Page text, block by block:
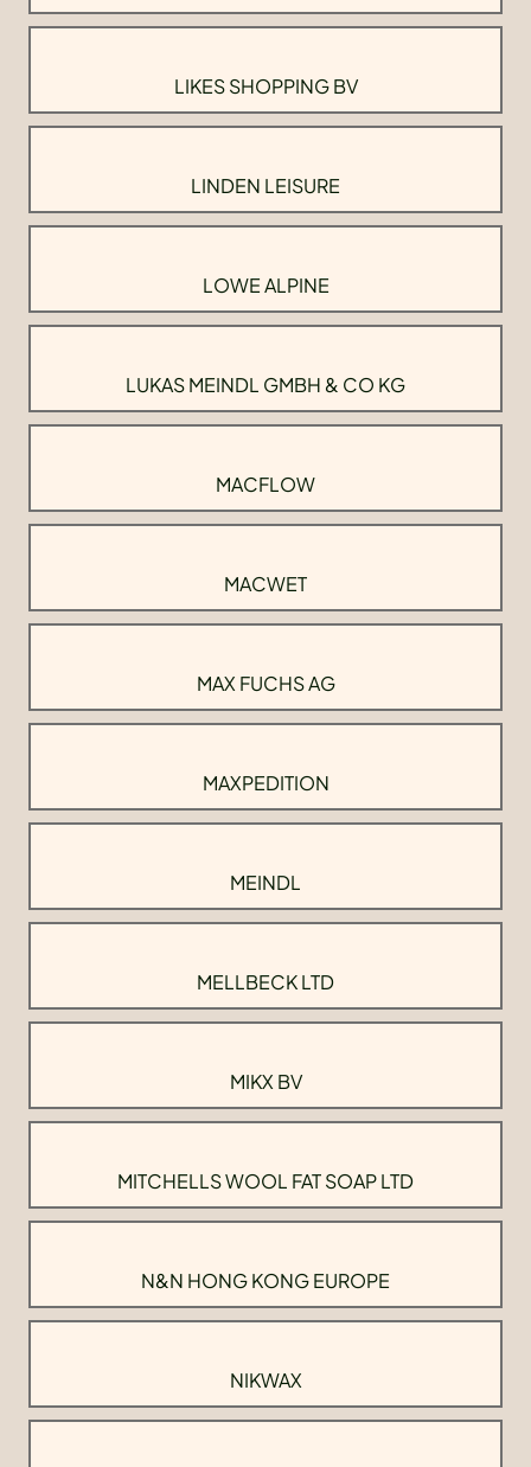
LIKES SHOPPING BV
LINDEN LEISURE
LOWE ALPINE
LUKAS MEINDL GMBH & CO KG
MACFLOW
MACWET
MAX FUCHS AG
MAXPEDITION
MEINDL
MELLBECK LTD
MIKX BV
MITCHELLS WOOL FAT SOAP LTD
N&N HONG KONG EUROPE
NIKWAX